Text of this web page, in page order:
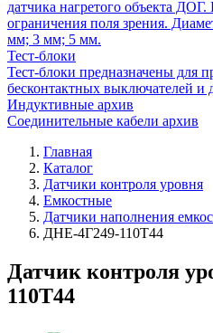
датчика нагретого объекта ДОГ.
ограничения поля зрения.
мм; 3 мм; 5 мм.
Тест-блоки
Тест-блоки предназначены для
бесконтактных выключателей и
Индуктивные архив
Соединительные кабели архив
Главная
Каталог
Датчики контроля уровня
Емкостные
Датчики наполнения
ДНЕ-4Г249-110Т44
Датчик контроля
110Т44